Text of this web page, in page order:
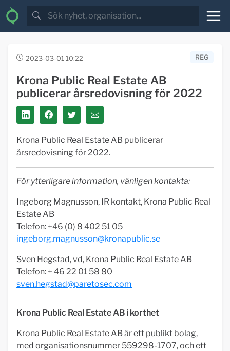
2023-03-01 10:22 REG
Krona Public Real Estate AB
publicerar årsredovisning för 2022
Krona Public Real Estate AB publicerar
årsredovisning för 2022.
För ytterligare information, vänligen kontakta:
Ingeborg Magnusson, IR kontakt, Krona Public Real
Estate AB
Telefon: +46 (0) 8 402 51 05
ingeborg.magnusson@kronapublic.se
Sven Hegstad, vd, Krona Public Real Estate AB
Telefon: + 46 22 01 58 80
sven.hegstad@paretosec.com
Krona Public Real Estate AB i korthet
Krona Public Real Estate AB är ett publikt bolag,
med organisationsnummer 559298-1707, och ett